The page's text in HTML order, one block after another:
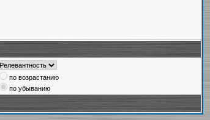
по возрастанию
по убыванию